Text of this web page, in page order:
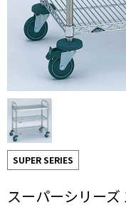
SUPER SERIES
スーパーシリー